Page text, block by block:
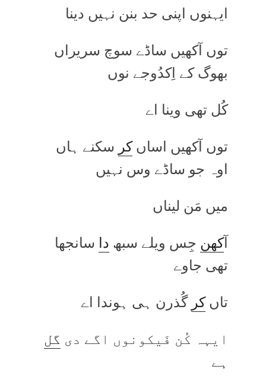
ایہنوں اپنی حد بنن نہیں دینا
توں آکھیں ساڈے سوچ سریراں
بھوگ کے اِکدُوجے نوں
کُل تھی وینا اے
توں آکھیں اساںکر سکنے ہاں
اوہ جو ساڈے وس نہیں
میں مَن لیناں
آکھن جِس ویلے سبھ دا سانجھا
تھی جاوے
تاںکر گُذرن ہی ہوندا اے
ایہہ کُن فَیکونوں اگے دی گل
ہے